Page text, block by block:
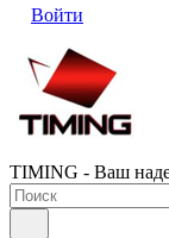
Войти
TIMING - Ваш